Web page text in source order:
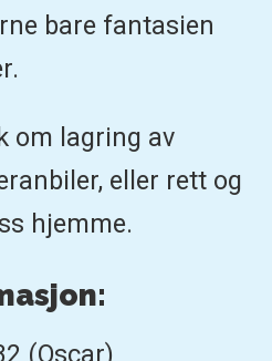
bare fantasien
om lagring av
eller rett og
hjemme.
(Oscar)